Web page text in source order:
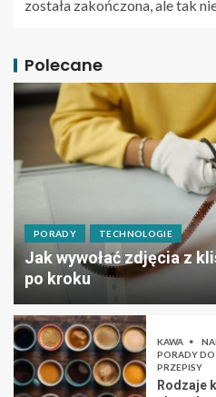
została zakończona, ale tak
Polecane
PORADY TECHNOLOGIE
Jak wywołać zdjęcia z
po kroku
KAWA
PORADY
PRZEPISY
Rodzaje